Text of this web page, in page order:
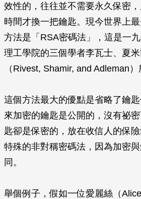
效性的，往往並不需要永久保密
時間才換一把鑰匙。現今世界上
方法是「RSA密碼法」，這是一
理工學院的三個學者李瓦士、夏
（Rivest, Shamir, and Adleman）
這個方法最大的優點是省略了鑰
來加密的鑰匙是公開的，沒有祕
匙卻是保密的，放在收信人的保
特殊的非對稱密碼法，因為加密
同。
舉個例子，假如一位愛麗絲（